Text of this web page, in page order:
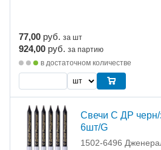
77,00 руб. за шт
924,00 руб. за партию
в достаточном количестве
Свечи С ДР черн/
6шт/G
1502-6496